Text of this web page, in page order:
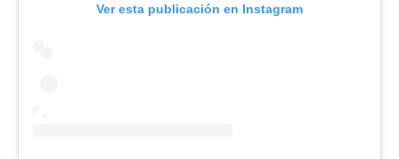
Ver esta publicación en Instagram